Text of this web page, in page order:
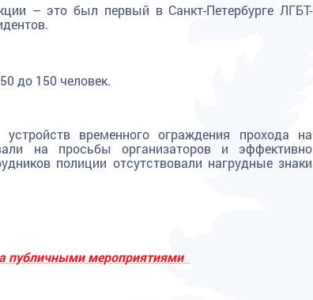
– это был первый в Санкт-Петербурге ЛГБТ-
до 150 человек.
временного ограждения прохода на
на просьбы организаторов и эффективно
полиции отсутствовали нагрудные знаки
публичными мероприятиями